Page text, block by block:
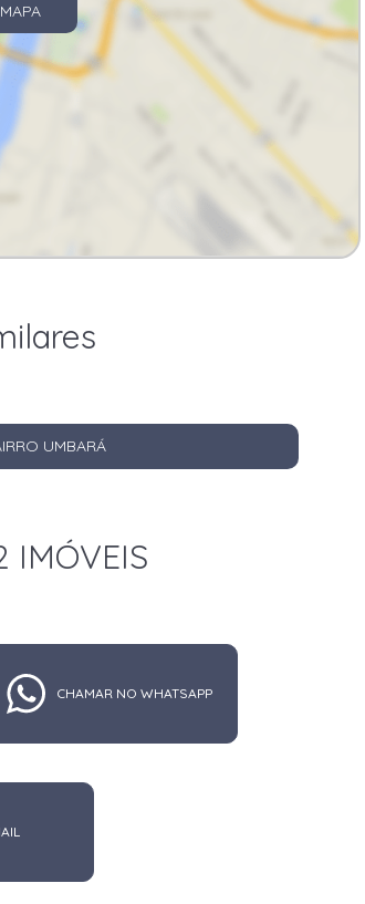
UMBARÁ
IMÓVEIS
CHAMAR NO WHATSAPP